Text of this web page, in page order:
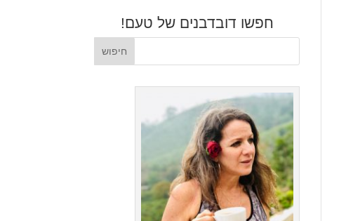
חפשו דובדבנים של טעם!